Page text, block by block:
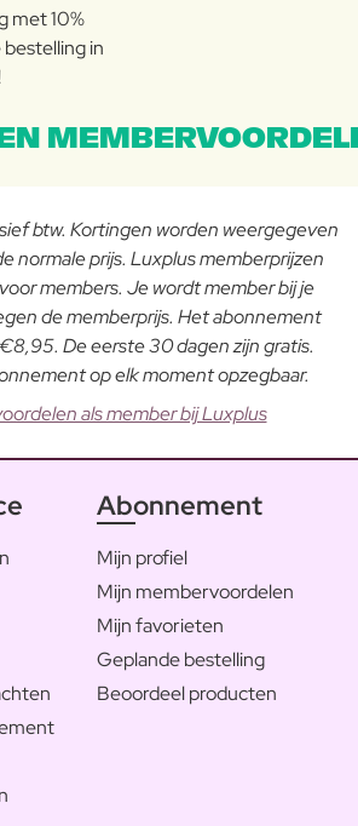
met 10%
in
btw. Kortingen worden weergegeven
normale prijs. Luxplus memberprijzen
members. Je wordt member bij je
de memberprijs. Het abonnement
De eerste 30 dagen zijn gratis.
op elk moment opzegbaar.
als member bij Luxplus
Abonnement
Mijn profiel
Mijn membervoordelen
Mijn favorieten
Geplande bestelling
Beoordeel producten